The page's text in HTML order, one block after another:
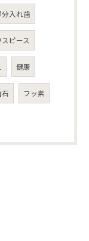
分入れ歯
ピース
健康
石 フッ素